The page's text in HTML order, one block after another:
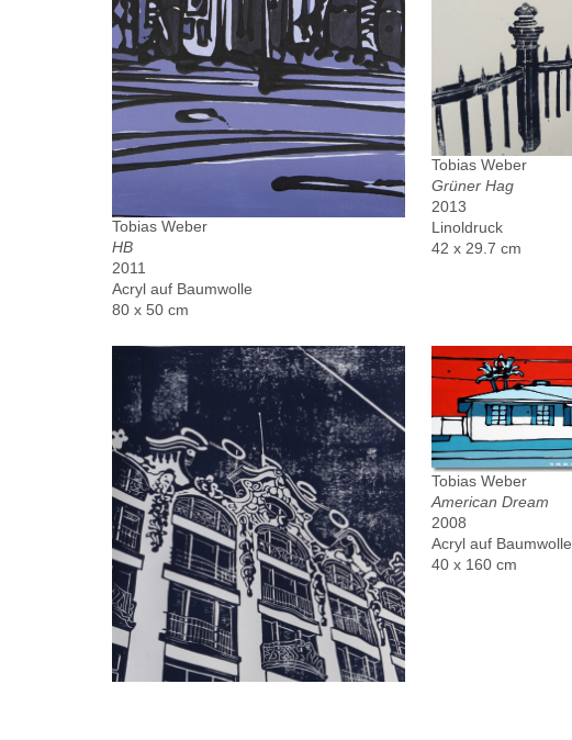
Tobias Weber
HB
2011
Acryl auf Baumwolle
80 x 50 cm
Tobias Weber
Grüner Hag
2013
Linoldruck
42 x 29.7 cm
Tobias Weber
American Dream
2008
Acryl auf Baumwolle
40 x 160 cm